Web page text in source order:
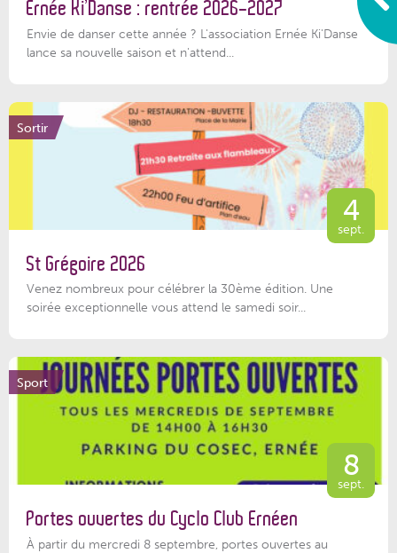
Ernée Ki’Danse : rentrée 2026-2027
Envie de danser cette année ? L'association Ernée Ki'Danse
lance sa nouvelle saison et n'attend...
Sortir
4
sept.
St Grégoire 2026
Venez nombreux pour célébrer la 30ème édition. Une
soirée exceptionnelle vous attend le samedi soir...
Sport
8
sept.
Portes ouvertes du Cyclo Club Ernéen
À partir du mercredi 8 septembre, portes ouvertes au